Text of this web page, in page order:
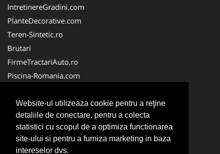
Website-ul utilizeaza cookie pentru a reţine
detaliile de conectare, pentru a colecta
statistici cu scopul de a optimiza functionarea
site-ului si pentru a furniza marketing in baza
intereselor dvs.
IntretinereGradini.com
PlanteDecorative.com
Teren-Sintetic.ro
Brutari
FirmeTractariAuto.ro
Piscina-Romania.com
Curatenie-Generala.com
Alpinist-Utilitar.com
FirmeDeCuratenie.ro
ServiciiAlpinism.ro